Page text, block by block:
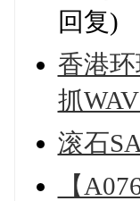
回复)
香港
抓
滚石
【